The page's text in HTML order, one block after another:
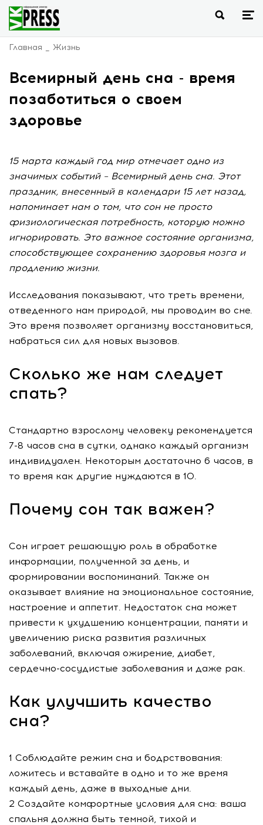
Главная Жизнь
Всемирный день сна - время
позаботиться о своем
здоровье
15 марта каждый год мир отмечает одно из
значимых событий – Всемирный день сна. Этот
праздник, внесенный в календари 15 лет назад,
напоминает нам о том, что сон не просто
физиологическая потребность, которую можно
игнорировать. Это важное состояние организма,
способствующее сохранению здоровья мозга и
продлению жизни.
Исследования показывают, что треть времени,
отведенного нам природой, мы проводим во сне.
Это время позволяет организму восстановиться,
набраться сил для новых вызовов.
Сколько же нам следует
спать?
Стандартно взрослому человеку рекомендуется
7-8 часов сна в сутки, однако каждый организм
индивидуален. Некоторым достаточно 6 часов, в
то время как другие нуждаются в 10.
Почему сон так важен?
Сон играет решающую роль в обработке
информации, полученной за день, и
формировании воспоминаний. Также он
оказывает влияние на эмоциональное состояние,
настроение и аппетит. Недостаток сна может
привести к ухудшению концентрации, памяти и
увеличению риска развития различных
заболеваний, включая ожирение, диабет,
сердечно-сосудистые заболевания и даже рак.
Как улучшить качество
сна?
1 Соблюдайте режим сна и бодрствования:
ложитесь и вставайте в одно и то же время
каждый день, даже в выходные дни.
2 Создайте комфортные условия для сна: ваша
спальня должна быть темной, тихой и